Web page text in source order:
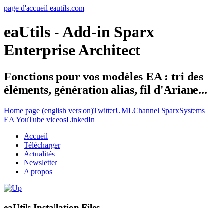
page d'accueil eautils.com
eaUtils - Add-in Sparx
Enterprise Architect
Fonctions pour vos modèles EA : tri des
éléments, génération alias, fil d'Ariane...
Home page (english version)TwitterUMLChannel SparxSystems
EA YouTube videosLinkedIn
Accueil
Télécharger
Actualités
Newsletter
A propos